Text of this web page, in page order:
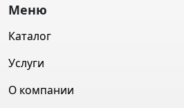
Меню
Каталог
Услуги
О компании